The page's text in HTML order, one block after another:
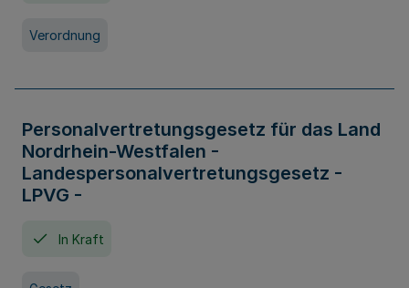
Verordnung
Personalvertretungsgesetz für das Land
Nordrhein-Westfalen -
Landespersonalvertretungsgesetz -
LPVG -
In Kraft